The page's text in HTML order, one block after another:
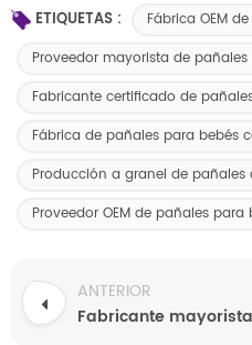
ETIQUETAS :
Fábrica OEM
Proveedor mayorista de
Fabricante certificado de
Fábrica de pañales para bebés
Producción a granel de pañales
Proveedor OEM de pañales
ANTERIOR